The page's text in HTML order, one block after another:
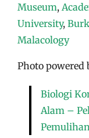
Museum,
University,
Malacology
Photo powered
Biologi
Alam –
Pemulihan